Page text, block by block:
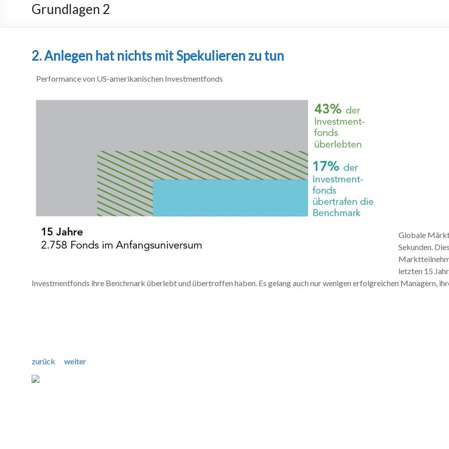
Grundlagen 2
2. Anlegen hat nichts mit Spekulieren zu tun
Performance von US-amerikanischen Investmentfonds
Globale
Sekunden.
letzten 15
Investmentfonds ihre Benchmark überlebt und übertroffen haben. Es gelang auch nur wenigen erfolgreichen Managern,
zurück weiter